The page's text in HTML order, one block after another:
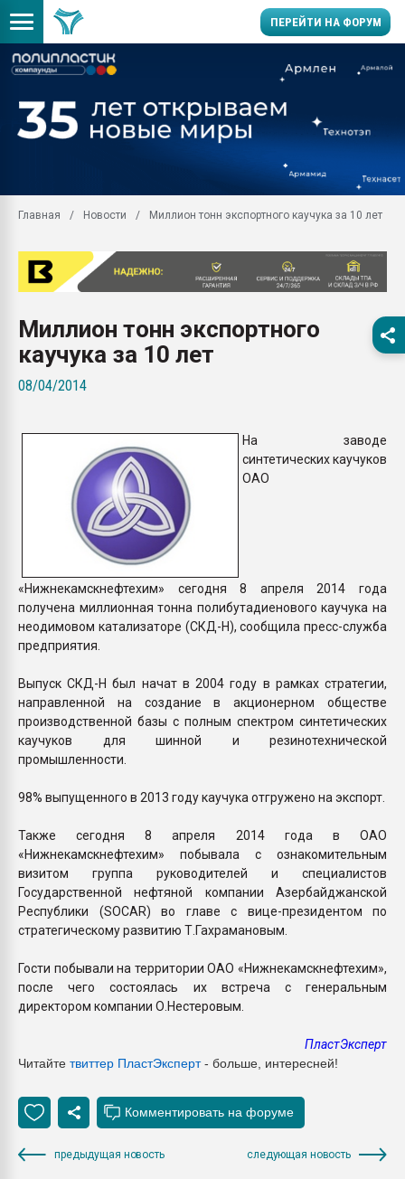
ПЕРЕЙТИ НА ФОРУМ
производство SPC
заводу пластмасс"
Помощь в подборе
Вакуум-формовочные
ближайшее
Подмосковье, Москва
первый план в
Главная Новости Миллион тонн экспортного каучука за 10 лет
Миллион тонн экспортного
каучука за 10 лет
08/04/2014
На заводе
синтетических каучуков
ОАО
«Нижнекамскнефтехим» сегодня 8 апреля 2014 года
получена миллионная тонна полибутадиенового каучука на
неодимовом катализаторе (СКД-Н), сообщила пресс-служба
предприятия.
Выпуск СКД-Н был начат в 2004 году в рамках стратегии,
направленной на создание в акционерном обществе
производственной базы с полным спектром синтетических
каучуков для шинной и резинотехнической
промышленности.
98% выпущенного в 2013 году каучука отгружено на экспорт.
Также сегодня 8 апреля 2014 года в ОАО
«Нижнекамскнефтехим» побывала с ознакомительным
визитом группа руководителей и специалистов
Государственной нефтяной компании Азербайджанской
Республики (SOCAR) во главе с вице-президентом по
стратегическому развитию Т.Гахрамановым.
Гости побывали на территории ОАО «Нижнекамскнефтехим»,
после чего состоялась их встреча с генеральным
директором компании О.Нестеровым.
ПластЭксперт
Читайте твиттер ПластЭксперт- больше, интересней!
предыдущая новость следующая новость